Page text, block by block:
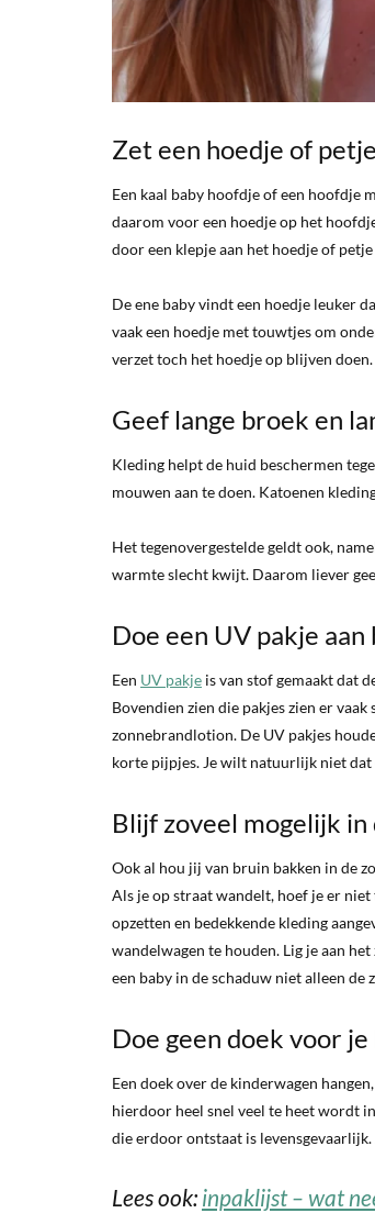
Zet een hoedje of
Een kaal baby hoofdje of een hoofdje
daarom voor een hoedje op het
door een klepje aan het hoedje of
De ene baby vindt een hoedje leuker
vaak een hoedje met touwtjes om
verzet toch het hoedje op blijven doen.
Geef lange broek en
Kleding helpt de huid beschermen
mouwen aan te doen. Katoenen
Het tegenovergestelde geldt ook,
warmte slecht kwijt. Daarom liever
Doe een UV pakje
Een UV pakje is van stof gemaakt dat
Bovendien zien die pakjes zien er
zonnebrandlotion. De UV pakjes
korte pijpjes. Je wilt natuurlijk niet
Blijf zoveel mogelijk in
Ook al hou jij van bruin bakken in de
Als je op straat wandelt, hoef je er
opzetten en bedekkende kleding
wandelwagen te houden. Lig je aan
een baby in de schaduw niet alleen
Doe geen doek voor
Een doek over de kinderwagen
hierdoor heel snel veel te heet wordt
die erdoor ontstaat is
Lees ook: inpaklijst – wat